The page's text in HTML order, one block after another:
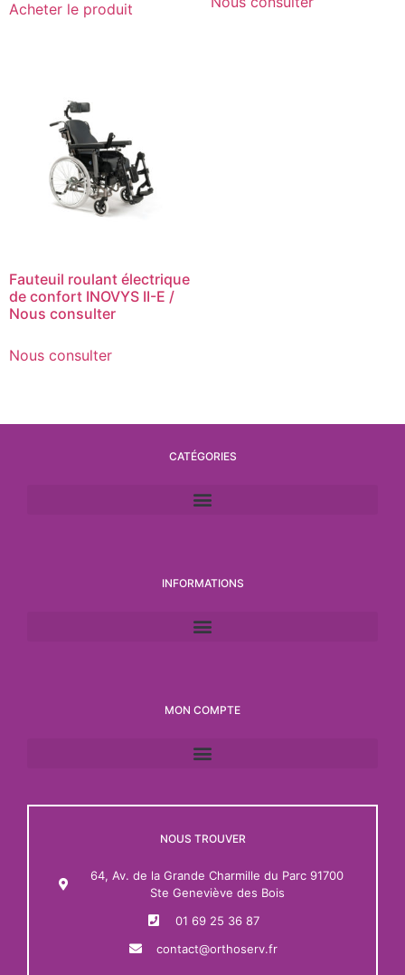
Acheter le produit
Fauteuil roulant électrique
de confort INOVYS II-E /
Nous consulter
Nous consulter
CATÉGORIES
INFORMATIONS
MON COMPTE
NOUS TROUVER
64, Av. de la Grande Charmille du Parc 91700
Ste Geneviève des Bois
01 69 25 36 87
contact@orthoserv.fr